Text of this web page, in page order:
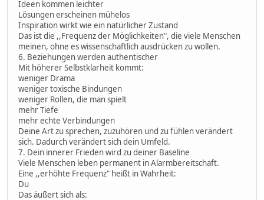
Ideen kommen leichter
Lösungen erscheinen mühelos
Inspiration wirkt wie ein natürlicher Zustand
Das ist die ,,Frequenz der Möglichkeiten", die viele Menschen
meinen, ohne es wissenschaftlich ausdrücken zu wollen.
6. Beziehungen werden authentischer
Mit höherer Selbstklarheit kommt:
weniger Drama
weniger toxische Bindungen
weniger Rollen, die man spielt
mehr Tiefe
mehr echte Verbindungen
Deine Art zu sprechen, zuzuhören und zu fühlen verändert
sich. Dadurch verändert sich dein Umfeld.
7. Dein innerer Frieden wird zu deiner Baseline
Viele Menschen leben permanent in Alarmbereitschaft.
Eine ,,erhöhte Frequenz" heißt in Wahrheit:
Du
Das äußert sich als: